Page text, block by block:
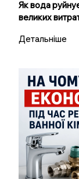
Як вода
великих
Детальніше